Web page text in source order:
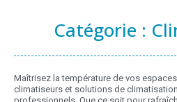
Catégorie :
Maîtrisez la température de vos
climatiseurs et solutions de